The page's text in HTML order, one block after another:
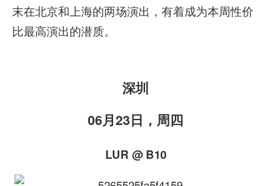
末在北京和上海的两场演出，有着成为本周性价
比最高演出的潜质。
深圳
06月23日，周四
LUR @ B10